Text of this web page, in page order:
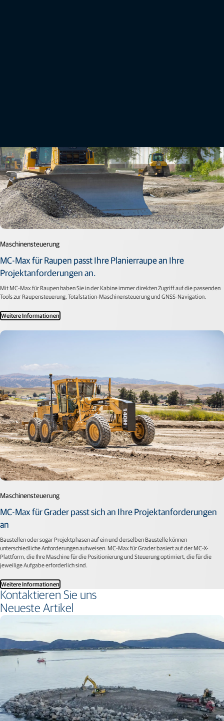
Maschinensteuerung
MC-Max für Raupen passt Ihre Planierraupe an Ihre
Projektanforderungen an.
Mit MC-Max für Raupen haben Sie in der Kabine immer direkten Zugriff auf die passenden
Tools zur Raupensteuerung, Totalstation-Maschinensteuerung und GNSS-Navigation.
Weitere Informationen
Maschinensteuerung
MC-Max für Grader passt sich an Ihre Projektanforderungen
an
Baustellen oder sogar Projektphasen auf ein und derselben Baustelle können
unterschiedliche Anforderungen aufweisen. MC-Max für Grader basiert auf der MC-X-
Plattform, die Ihre Maschine für die Positionierung und Steuerung optimiert, die für die
jeweilige Aufgabe erforderlich sind.
Weitere Informationen
Kontaktieren Sie uns
Neueste Artikel